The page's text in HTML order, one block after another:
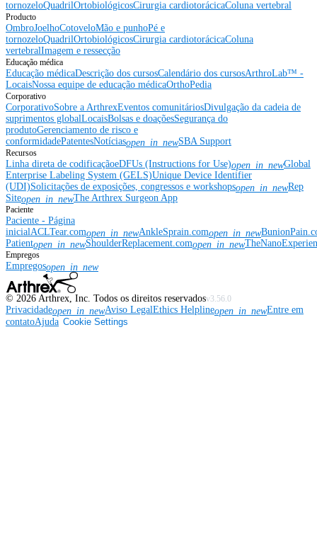
tornozeloQuadrilOrtobiológicosCirurgia cardiotorácicaColuna vertebral
Producto
OmbroJoelhoCotoveloMão e punhoPé e
tornozeloQuadrilOrtobiológicosCirurgia cardiotorácicaColuna
vertebralImagem e ressecção
Educação médica
Educação médicaDescrição dos cursosCalendário dos cursosArthroLab™ -
LocaisNossa equipe de educação médicaOrthoPedia
Corporativo
CorporativoSobre a ArthrexEventos comunitáriosDivulgação da cadeia de
suprimentos globalLocaisBolsas e doaçõesSegurança do
produtoGerenciamento de risco e
conformidadePatentesNotíciasopen_in_newSBA Support
Recursos
Linha direta de codificaçãoeDFUs (Instructions for Use)open_in_newGlobal
Enterprise Labeling System (GELS)Unique Device Identifier
(UDI)Solicitações de exposições, congressos e workshopsopen_in_newRep
Siteopen_in_newThe Arthrex Surgeon App
Paciente
Paciente - Página
inicialACLTear.comopen_in_newAnkleSprain.comopen_in_new
Patientopen_in_newShoulderReplacement.comopen_in_new
Empregos
Empregosopen_in_new
© 2026 Arthrex, Inc. Todos os direitos reservadosv3.56.0
Privacidadeopen_in_newAviso LegalEthics Helplineopen_in_newEntre em
contatoAjuda Cookie Settings